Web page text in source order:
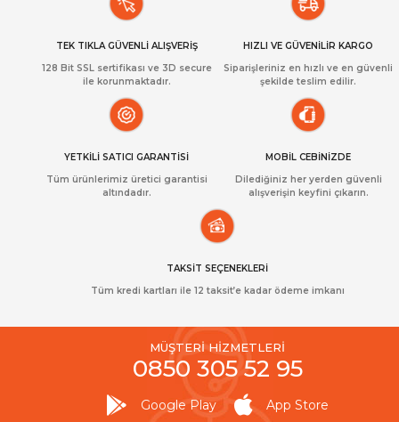
TEK TIKLA GÜVENLİ ALIŞVERİŞ
128 Bit SSL sertifikası ve 3D secure
ile korunmaktadır.
HIZLI VE GÜVENİLİR KARGO
Siparişleriniz en hızlı ve en güvenli
şekilde teslim edilir.
YETKİLİ SATICI GARANTİSİ
Tüm ürünlerimiz üretici garantisi
altındadır.
MOBİL CEBİNİZDE
Dilediğiniz her yerden güvenli
alışverişin keyfini çıkarın.
TAKSİT SEÇENEKLERİ
Tüm kredi kartları ile 12 taksit’e kadar ödeme imkanı
MÜŞTERİ HİZMETLERİ
0850 305 52 95
Google Play App Store